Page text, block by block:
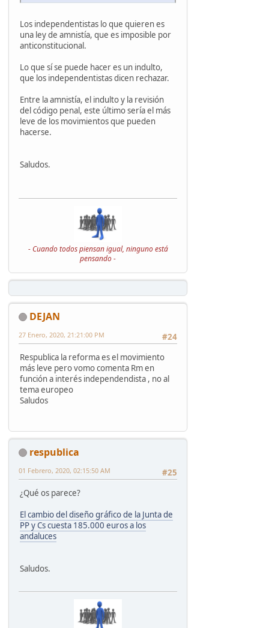
Los independentistas lo que quieren es
una ley de amnistía, que es imposible por
anticonstitucional.
Lo que sí se puede hacer es un indulto,
que los independentistas dicen rechazar.
Entre la amnistía, el indulto y la revisión
del código penal, este último sería el más
leve de los movimientos que pueden
hacerse.
Saludos.
- Cuando todos piensan igual, ninguno está
pensando -
DEJAN
#24
27 Enero, 2020, 21:21:00 PM
Respublica la reforma es el movimiento
más leve pero vomo comenta Rm en
función a interés independendista , no al
tema europeo
Saludos
respublica
#25
01 Febrero, 2020, 02:15:50 AM
¿Qué os parece?
El cambio del diseño gráfico de la Junta de
PP y Cs cuesta 185.000 euros a los
andaluces
Saludos.